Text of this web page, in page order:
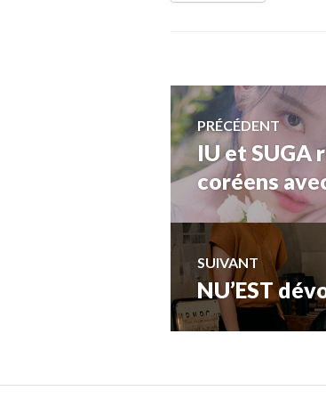
Navigation
de
l’article
PRÉCÉDENT
Article
précédent :
IU et SUGA
coréens
SUIVANT
Article
Suivant:
NU’EST